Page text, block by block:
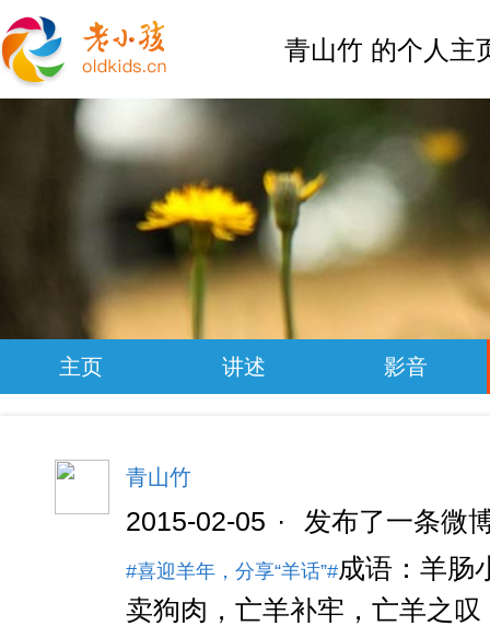
青山竹 的个人主
主页 讲述 影音
青山竹
2015-02-05 · 发布了一条微
#喜迎羊年，分享“羊话”#成语：羊肠
卖狗肉，亡羊补牢，亡羊之